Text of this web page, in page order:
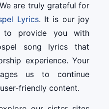
are truly grateful for
Lyrics. It is our joy
to provide you with
song lyrics that
experience. Your
us to continue
friendly content.